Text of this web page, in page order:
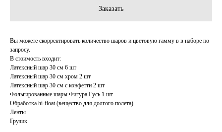
Заказать
Вы можете скорректировать количество шаров и цветовую гамму в в наборе по
запросу.
В стоимость входит:
Латексный шар 30 см 6 шт
Латексный шар 30 см хром 2 шт
Латексный шар 30 см с конфетти 2 шт
Фольгированные шары Фигура Гусь 1 шт
Обработка hi-float (вещество для долгого полета)
Ленты
Грузик